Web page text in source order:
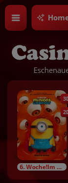
6. Woche!Im Bundesstart